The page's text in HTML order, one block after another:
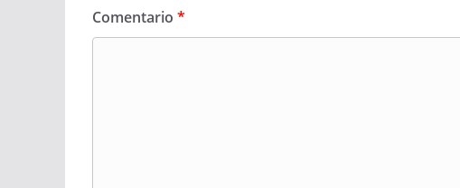
Comentario *